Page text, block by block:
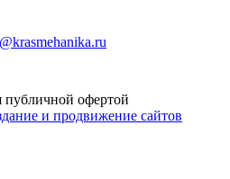
публичной офертой
и продвижение сайтов